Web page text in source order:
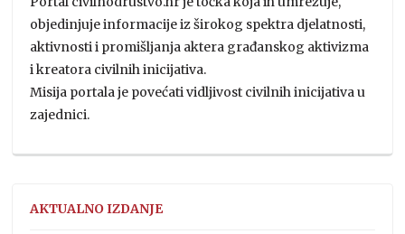
objedinjuje informacije iz širokog spektra djelatnosti,
aktivnosti i promišljanja aktera građanskog aktivizma
i kreatora civilnih inicijativa.
Misija portala je povećati vidljivost civilnih inicijativa u
zajednici.
AKTUALNO IZDANJE